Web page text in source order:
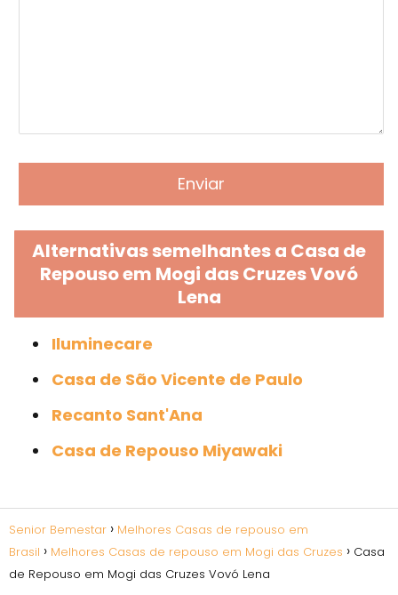
Alternativas semelhantes a Casa de
Repouso em Mogi das Cruzes Vovó
Lena
Iluminecare
Casa de São Vicente de Paulo
Recanto Sant'Ana
Casa de Repouso Miyawaki
Senior Bemestar
Melhores Casas de repouso em
Brasil
Melhores Casas de repouso em Mogi das Cruzes
Casa
de Repouso em Mogi das Cruzes Vovó Lena